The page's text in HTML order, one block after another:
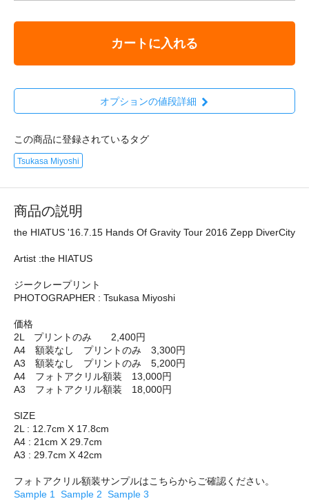
カートに入れる
オプションの値段詳細
この商品に登録されているタグ
Tsukasa Miyoshi
商品の説明
the HIATUS '16.7.15 Hands Of Gravity Tour 2016 Zepp DiverCity
Artist :the HIATUS
ジークレープリント
PHOTOGRAPHER : Tsukasa Miyoshi
価格
2L プリントのみ 2,400円
A4 額装なし プリントのみ 3,300円
A3 額装なし プリントのみ 5,200円
A4 フォトアクリル額装 13,000円
A3 フォトアクリル額装 18,000円
SIZE
2L : 12.7cm X 17.8cm
A4 : 21cm X 29.7cm
A3 : 29.7cm X 42cm
フォトアクリル額装サンプルはこちらからご確認ください。
Sample 1
Sample 2 Sample 3